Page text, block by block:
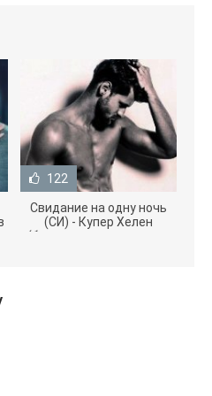
122
Свидание на одну ночь
(СИ) - Купер Хелен
(бесплатные серии книг